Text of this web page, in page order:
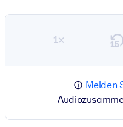
1×
Melden